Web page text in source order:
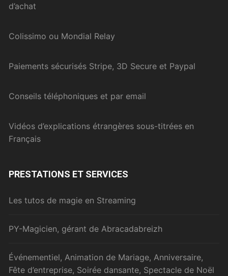
d’achat
Colissimo ou Mondial Relay
Paiements sécurisés Stripe, 3D Secure et Paypal
Conseils téléphoniques et par email
Vidéos d’explications étrangères sous-titrées en
Français
PRESTATIONS ET SERVICES
Les tutos de magie en Streaming
PY-Magicien, gérant de Abracadabreizh
Événementiel, Animation de Mariage, Anniversaire,
Fête d’entreprise, Soirée dansante, Spectacle de Noël